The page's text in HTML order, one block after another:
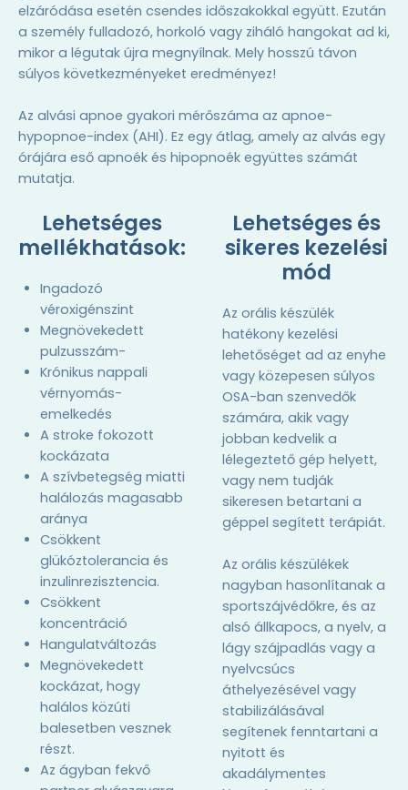
elzáródása esetén csendes időszakokkal együtt. Ezután
a személy fulladozó, horkoló vagy ziháló hangokat ad ki,
mikor a légutak újra megnyílnak. Mely hosszú távon
súlyos következményeket eredményez!
Az alvási apnoe gyakori mérőszáma az apnoe-
hypopnoe-index (AHI). Ez egy átlag, amely az alvás egy
órájára eső apnoék és hipopnoék együttes számát
mutatja.
Lehetséges
mellékhatások:
Ingadozó
véroxigénszint
Megnövekedett
pulzusszám-
Krónikus nappali
vérnyomás-
emelkedés
A stroke fokozott
kockázata
A szívbetegség miatti
halálozás magasabb
aránya
Csökkent
glükóztolerancia és
inzulinrezisztencia.
Csökkent
koncentráció
Hangulatváltozás
Megnövekedett
kockázat, hogy
halálos közúti
balesetben vesznek
részt.
Az ágyban fekvő
Lehetséges és
sikeres kezelési
mód
Az orális készülék
hatékony kezelési
lehetőséget ad az enyhe
vagy közepesen súlyos
OSA-ban szenvedők
számára, akik vagy
jobban kedvelik a
lélegeztető gép helyett,
vagy nem tudják
sikeresen betartani a
géppel segített terápiát.
Az orális készülékek
nagyban hasonlítanak a
sportszájvédőkre, és az
alsó állkapocs, a nyelv, a
lágy szájpadlás vagy a
nyelvcsúcs
áthelyezésével vagy
stabilizálásával
segítenek fenntartani a
nyitott és
akadálymentes